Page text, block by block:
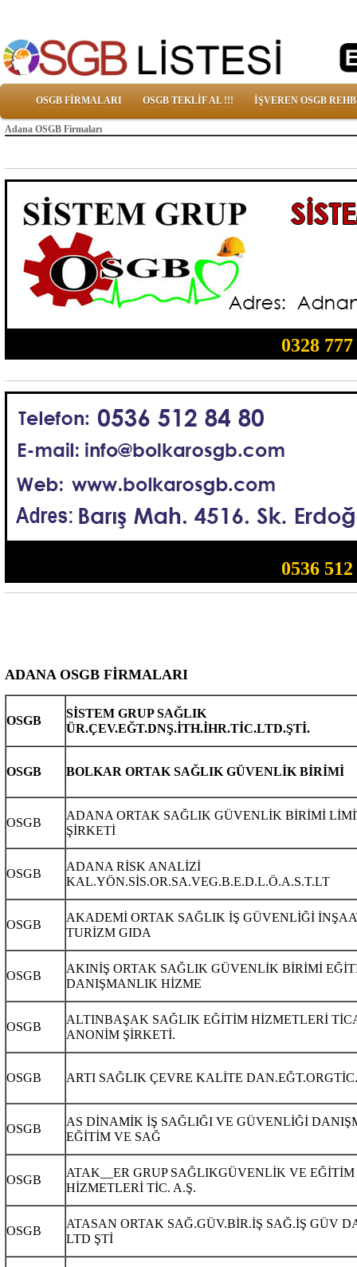
OSGB FİRMALARI OSGB TEKLİF AL !!! İŞVEREN OSGB
Adana OSGB Firmaları
0328
0536
ADANA OSGB FİRMALARI
OSGB
SİSTEM GRUP SAĞLIK
ÜR.ÇEV.EĞT.DNŞ.İTH.İHR.TİC.LTD.ŞTİ.
OSGB BOLKAR ORTAK SAĞLIK GÜVENLİK BİRİMİ
OSGB
ADANA ORTAK SAĞLIK GÜVENLİK BİRİMİ
ŞİRKETİ
OSGB
ADANA RİSK ANALİZİ
KAL.YÖN.SİS.OR.SA.VEG.B.E.D.L.Ö.A.S.T.LT
OSGB
AKADEMİ ORTAK SAĞLIK İŞ GÜVENLİĞİ
TURİZM GIDA
OSGB
AKINİŞ ORTAK SAĞLIK GÜVENLİK BİRİMİ
DANIŞMANLIK HİZME
OSGB
ALTINBAŞAK SAĞLIK EĞİTİM HİZMETLERİ
ANONİM ŞİRKETİ.
OSGB ARTI SAĞLIK ÇEVRE KALİTE
OSGB
AS DİNAMİK İŞ SAĞLIĞI VE GÜVENLİĞİ
EĞİTİM VE SAĞ
OSGB
ATAK__ER GRUP SAĞLIKGÜVENLİK VE EĞİTİM
HİZMETLERİ TİC. A.Ş.
OSGB
ATASAN ORTAK SAĞ.GÜV.BİR.İŞ SAĞ.İŞ GÜV
LTD ŞTİ